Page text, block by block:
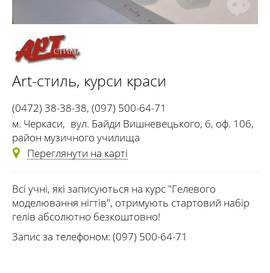
Art-стиль, курси краси
(0472) 38-38-38, (097) 500-64-71
м. Черкаси, вул. Байди Вишневецького, 6, оф. 106,
район музичного училища
Переглянути на карті
Всі учні, які записуються на курс "Гелевого
моделювання нігтів", отримують стартовий набір
гелів абсолютно безкоштовно!
Запис за телефоном: (097) 500-64-71